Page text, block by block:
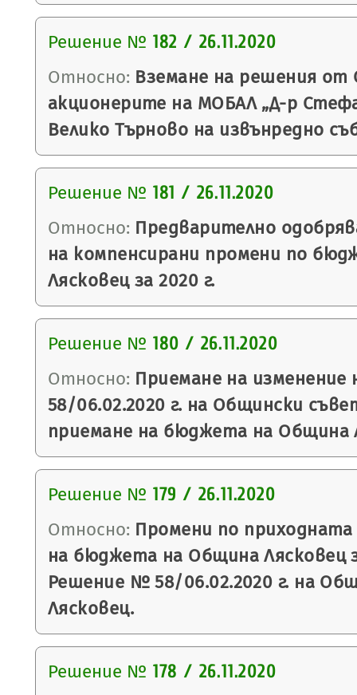
Решение № 182 / 26.11.2020
Относно: Вземане на решения
акционерите на МОБАЛ „Д-р
Велико Търново на извънредно
Решение № 181 / 26.11.2020
Относно: Предварително
на компенсирани промени по
Лясковец за 2020 г.
Решение № 180 / 26.11.2020
Относно: Приемане на
58/06.02.2020 г. на Общински
приемане на бюджета на Община
Решение № 179 / 26.11.2020
Относно: Промени по
на бюджета на Община Лясковец
Решение № 58/06.02.2020 г. на
Лясковец.
Решение № 178 / 26.11.2020